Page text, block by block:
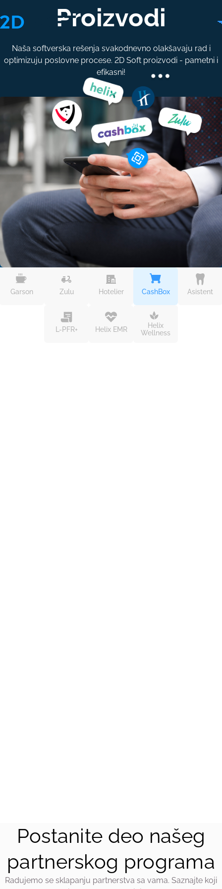
Proizvodi
Naša softverska rešenja svakodnevno olakšavaju rad i
optimizuju poslovne procese. 2D Soft proizvodi - pametni i
efikasni!
Garson Zulu Hotelier CashBox Asistent
L-PFR+ Helix EMR
Helix
Wellness
Postanite deo našeg
partnerskog programa
Radujemo se sklapanju partnerstva sa vama. Saznajte koji